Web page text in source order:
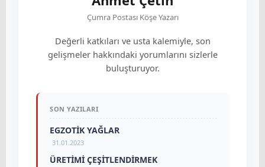
Çumra Postası Köşe Yazarı
Değerli katkıları ve usta kalemiyle, son
gelişmeler hakkındaki yorumlarını sizlerle
buluşturuyor.
SON YAZILARI
EGZOTİK YAĞLAR
31.01.2023
ÜRETİMİ ÇEŞİTLENDİRMEK